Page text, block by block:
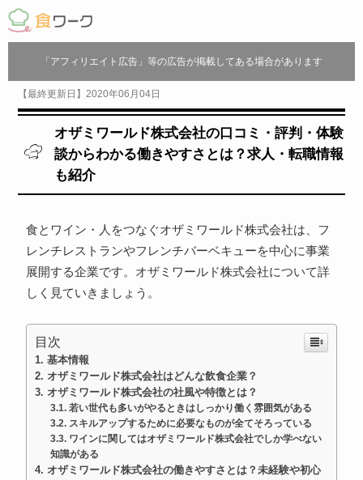
「アフィリエイト広告」等の広告が掲載してある場合があります
【最終更新日】2020年06月04日
オザミワールド株式会社の口コミ・評判・体験
談からわかる働きやすさとは？求人・転職情報
も紹介
食とワイン・人をつなぐオザミワールド株式会社は、フ
レンチレストランやフレンチバーベキューを中心に事業
展開する企業です。オザミワールド株式会社について詳
しく見ていきましょう。
目次
基本情報
オザミワールド株式会社はどんな飲食企業？
オザミワールド株式会社の社風や特徴とは？
若い世代も多いがやるときはしっかり働く雰囲気がある
スキルアップするために必要なものが全てそろっている
ワインに関してはオザミワールド株式会社でしか学べない
知識がある
オザミワールド株式会社の働きやすさとは？未経験や初心